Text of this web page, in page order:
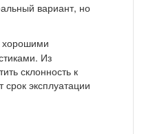
вариант, но
хорошими
Из
склонность к
эксплуатации